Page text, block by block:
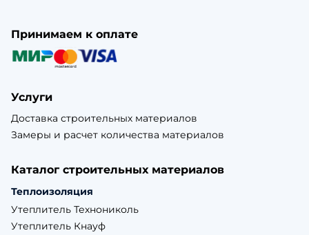
Принимаем к оплате
Услуги
Доставка строительных материалов
Замеры и расчет количества материалов
Каталог строительных материалов
Теплоизоляция
Утеплитель Технониколь
Утеплитель Кнауф